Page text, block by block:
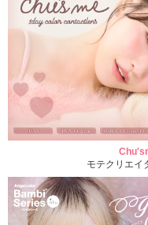
モテクリエイ